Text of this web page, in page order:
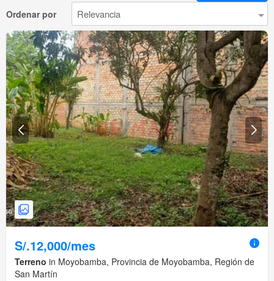
Ordenar por
S/.12,000/mes
Terreno in Moyobamba, Provincia de Moyobamba, Región de
San Martín